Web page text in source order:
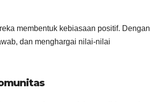
membentuk kebiasaan positif. Dengan
dan menghargai nilai-nilai